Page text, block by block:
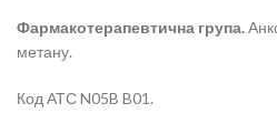
Фармакотерапевтична група.
метану.
Код АТС N05B B01.